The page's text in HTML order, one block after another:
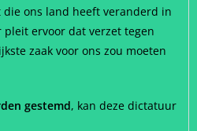
die ons land heeft veranderd in
ervoor dat verzet tegen
zaak voor ons zou moeten
gestemd, kan deze dictatuur